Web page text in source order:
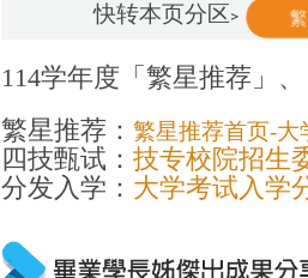
快转本页分区 >
114学年度「繁星推荐」
繁星推荐： 繁星推荐首页-大
四技甄试： 技专校院招生
分发入学： 大学考试入学